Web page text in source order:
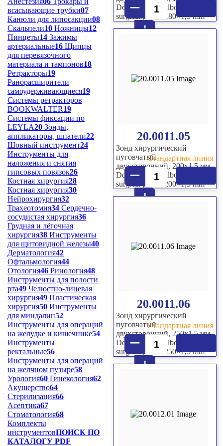
всасывающие трубки07
Канюли для липосакции08
Скальпели10 Ножницы12
Пинцеты14 Зажимы
артериальные16 Щипцы
для перевязочного
материала и тампонов18
Ретракторы19
Ранорасширители
самоудерживающиеся19
Системы ретракторов
BOOKWALTER19
Системы фиксации по
LEYLA20 Зонды,
аппликаторы, шпатели22
Шовный инструмент24
Инструменты для
наложения и снятия
гипсовых повязок26
Костная хирургия28
Костная хирургия30
Нейрохирургия32
Трахеотомия34 Сердечно-
сосудистая хирургия36
Грудная и лёгочная
хирургия38 Инструменты
для щитовидной железы40
Дерматология42
Офтальмология44
Отология46 Ринология48
Инструменты для полости
рта49 Челюстно-лицевая
хирургия49 Пластическая
хирургия50 Инструменты
для миндалин52
Инструменты для операций
на желудке и кишечнике54
Инструменты
ректальные56
Инструменты для операций
на желчном пузыре58
Урология60 Гинекология62
Акушерство64
Стерилизация66
Асептика67
Стоматология68
Комплекты
инструментовПОИСК ПО
КАТАЛОГУ PDF
Double sided bulbous-end
surgical probe, 180×1,5 mm
–
+
20.0011.05
Зонд хирургический
пуговчатый
двухсторонний, 200х1,5 мм
Double sided bulbous-end
surgical probe, 200×1,5 mm
–
+
Стандартная линия
20.0011.06
Зонд хирургический
пуговчатый
двухсторонний, 250х1,5 мм
Double sided bulbous-end
surgical probe, 250×1,5 mm
–
+
Стандартная линия